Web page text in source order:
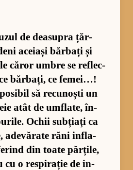
de de­a­su­pra țăr­
ace­iași băr­bați și
că­ror um­bre se re­flec­
băr­bați, ce fe­mei…!
să re­cu­noști un
atât de um­fla­te, în­
Ochii sub­ți­ați ca
ade­vă­rate răni in­fla­
din toate păr­ți­le,
cu o res­pi­ra­ție de in­